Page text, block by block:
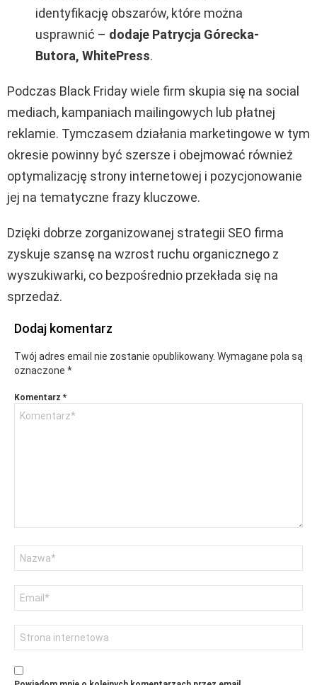
identyfikację obszarów, które można
usprawnić – dodaje Patrycja Górecka-
Butora, WhitePress.
Podczas Black Friday wiele firm skupia się na social
mediach, kampaniach mailingowych lub płatnej
reklamie. Tymczasem działania marketingowe w tym
okresie powinny być szersze i obejmować również
optymalizację strony internetowej i pozycjonowanie
jej na tematyczne frazy kluczowe.
Dzięki dobrze zorganizowanej strategii SEO firma
zyskuje szansę na wzrost ruchu organicznego z
wyszukiwarki, co bezpośrednio przekłada się na
sprzedaż.
Dodaj komentarz
Twój adres email nie zostanie opublikowany. Wymagane pola są
oznaczone *
Komentarz *
email
internetowa